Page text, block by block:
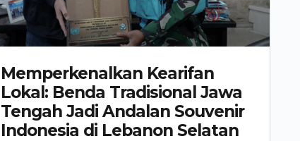
Memperkenalkan Kearifan
Lokal: Benda Tradisional Jawa
Tengah Jadi Andalan Souvenir
Indonesia di Lebanon Selatan